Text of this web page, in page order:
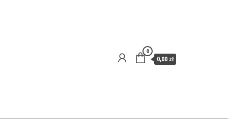
0
0,00 zł